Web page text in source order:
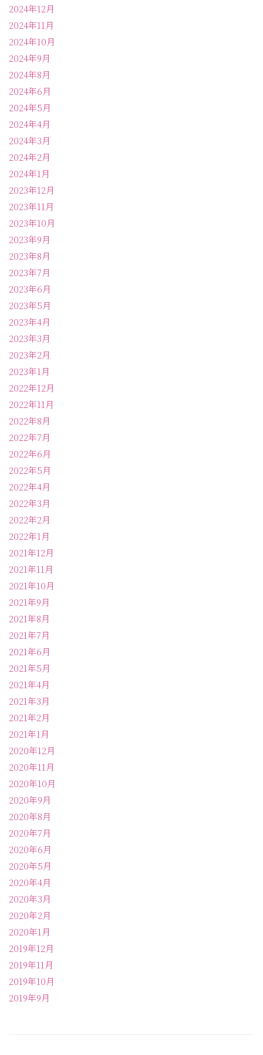
2024年12月
2024年11月
2024年10月
2024年9月
2024年8月
2024年6月
2024年5月
2024年4月
2024年3月
2024年2月
2024年1月
2023年12月
2023年11月
2023年10月
2023年9月
2023年8月
2023年7月
2023年6月
2023年5月
2023年4月
2023年3月
2023年2月
2023年1月
2022年12月
2022年11月
2022年8月
2022年7月
2022年6月
2022年5月
2022年4月
2022年3月
2022年2月
2022年1月
2021年12月
2021年11月
2021年10月
2021年9月
2021年8月
2021年7月
2021年6月
2021年5月
2021年4月
2021年3月
2021年2月
2021年1月
2020年12月
2020年11月
2020年10月
2020年9月
2020年8月
2020年7月
2020年6月
2020年5月
2020年4月
2020年3月
2020年2月
2020年1月
2019年12月
2019年11月
2019年10月
2019年9月